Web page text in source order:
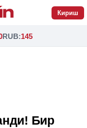
Кириш
RUB:145
Бир